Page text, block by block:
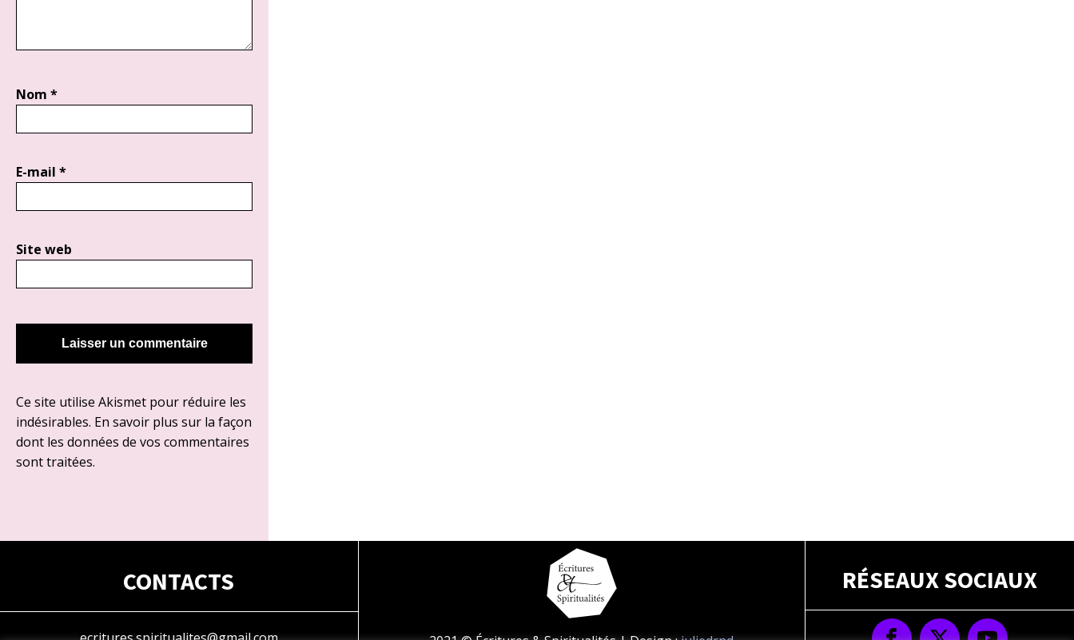
Nom *
E-mail *
Site web
Ce site utilise Akismet pour réduire les
indésirables. En savoir plus sur la façon
dont les données de vos commentaires
sont traitées.
CONTACTS RÉSEAUX SOCIAUX